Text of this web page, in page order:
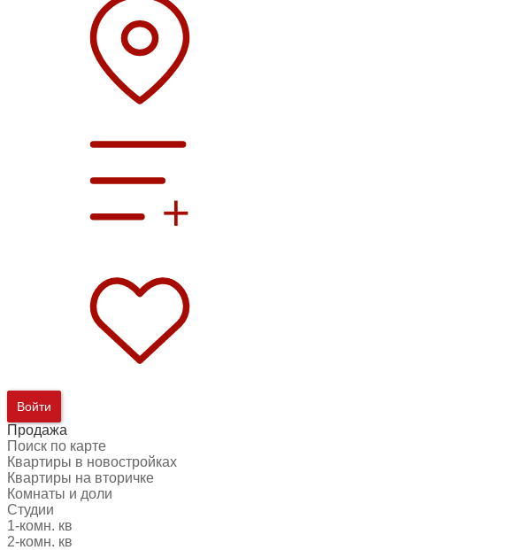
Войти
Продажа
Поиск по карте
Квартиры в новостройках
Квартиры на вторичке
Комнаты и доли
Студии
1-комн. кв
2-комн. кв